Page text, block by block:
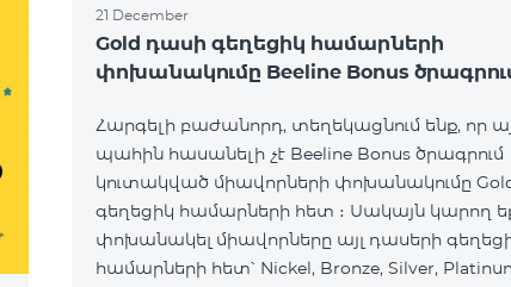
21 December
Gold դասի գեղեցիկ համարների
փոխանակումը Beeline Bonus
Հարգելի բաժանորդ, տեղեկացնում ենք, որ
պահին հասանելի չէ Beeline Bonus ծրագրում
կուտակված միավորների փոխանակումը
գեղեցիկ համարների հետ ։ Սակայն կարող
փոխանակել միավորները այլ դասերի
համարների հետ՝ Nickel, Bronze, Silver,